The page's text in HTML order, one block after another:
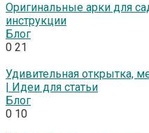
Оригинальные арки для
инструкции
Блог
0 21
Удивительная открытка,
| Идеи для статьи
Блог
0 10